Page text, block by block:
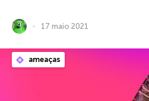
17 maio 2021
ameaças